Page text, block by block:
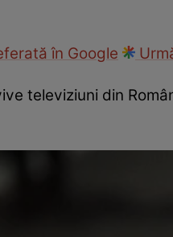
în Google
televiziuni din